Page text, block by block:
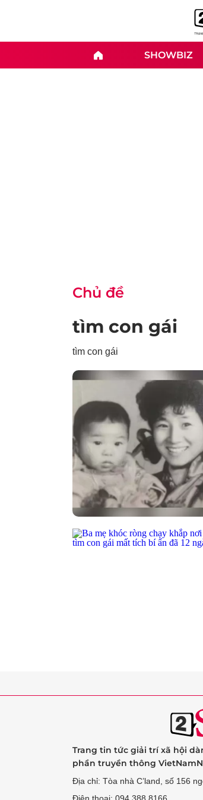
SHOWBIZ
Chủ đề
tìm con gái
tìm con gái
Trang tin tức giải trí xã hội
phần truyền thông
Địa chỉ: Tòa nhà C’land, số 156
Điện thoại: 094 388 8166